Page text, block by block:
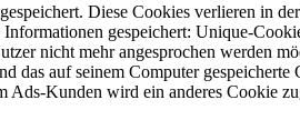
Diese Cookies verlieren in
gespeichert: Unique-
nicht mehr angesprochen werden
das auf seinem Computer
Kunden wird ein anderes Cookie